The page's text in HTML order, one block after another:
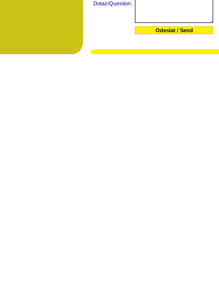
Dotaz/Question: